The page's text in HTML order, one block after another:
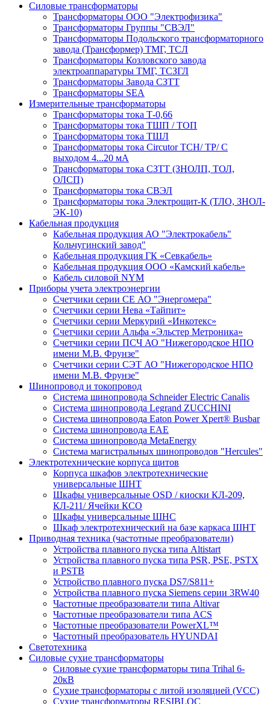
Силовые трансформаторы
Трансформаторы ООО "Электрофизика"
Трансформаторы Группы "СВЭЛ"
Трансформаторы Подольского трансформаторного
завода (Трансформер) ТМГ, ТСЛ
Трансформаторы Козловского завода
электроаппаратуры ТМГ, ТСЗГЛ
Трансформаторы Завода СЗТТ
Трансформаторы SEA
Измерительные трансформаторы
Трансформаторы тока Т-0,66
Трансформаторы тока ТШП / ТОП
Трансформаторы тока ТШЛ
Трансформаторы тока Circutor TCH/ TP/ С
выходом 4...20 мА
Трансформаторы тока СЗТТ (ЗНОЛП, ТОЛ,
ОЛСП)
Трансформаторы тока СВЭЛ
Трансформаторы тока Электрощит-К (ТЛО, ЗНОЛ-
ЭК-10)
Кабельная продукция
Кабельная продукция АО "Электрокабель"
Кольчугинский завод"
Кабельная продукция ГК «Севкабель»
Кабельная продукция ООО «Камский кабель»
Кабель силовой NYM
Приборы учета электроэнергии
Счетчики серии СЕ АО "Энергомера"
Счетчики серии Нева «Тайпит»
Счетчики серии Меркурий «Инкотекс»
Счетчики серии Альфа «Эльстер Метроника»
Счетчики серии ПСЧ АО "Нижегородское НПО
имени М.В. Фрунзе"
Счетчики серии СЭТ АО "Нижегородское НПО
имени М.В. Фрунзе"
Шинопровод и токопровод
Система шинопровода Schneider Electric Canalis
Система шинопровода Legrand ZUCCHINI
Система шинопровода Eaton Power Xpert® Busbar
Система шинопровода EAE
Система шинопровода MetaEnergy
Система магистральных шинопроводов "Hercules"
Электротехнические корпуса щитов
Корпуса шкафов электротехнические
универсальные ШНТ
Шкафы универсальные OSD / киоски КЛ-209,
КЛ-211/ Ячейки КСО
Шкафы универсальные ШНС
Шкаф электротехнический на базе каркаса ШНТ
Приводная техника (частотные преобразователи)
Устройства плавного пуска типа Altistart
Устройства плавного пуска типа PSR, PSE, PSTX
и PSTB
Устройство плавного пуска DS7/S811+
Устройства плавного пуска Siemens серии 3RW40
Частотные преобразователи типа Altivar
Частотные преобразователи типа ACS
Частотные преобразователи PowerXL™
Частотный преобразователь HYUNDAI
Светотехника
Силовые сухие трансформаторы
Силовые сухие трансформаторы типа Trihal 6-
20кВ
Сухие трансформаторы с литой изоляцией (VCC)
Сухие трансформаторы RESIBLOC